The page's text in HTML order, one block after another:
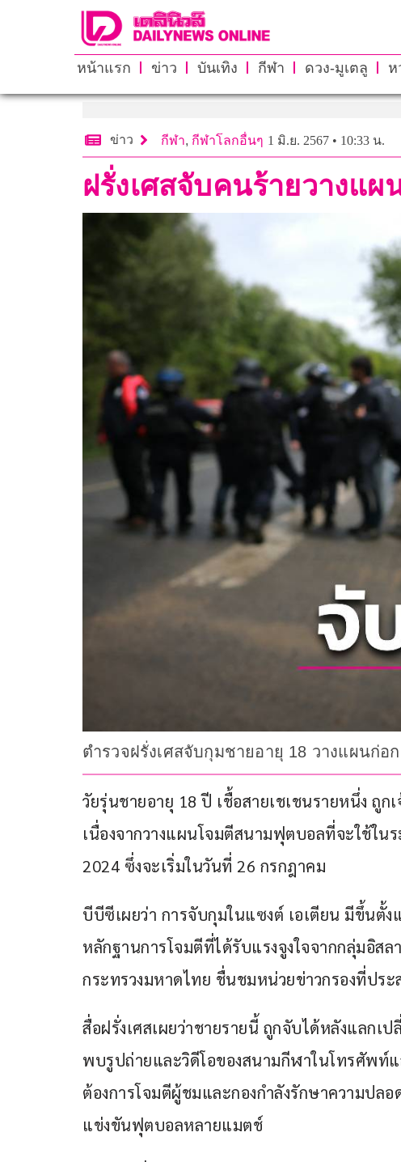
หน้าแรก ข่าว บันเทิง กีฬา ดวง-มูเตลู ห
ข่าว กีฬา, กีฬาโลกอื่นๆ 1 มิ.ย. 2567 • 10:33 น.
ฝรั่งเศสจับคนร้ายวางแ
ตำรวจฝรั่งเศสจับกุมชายอายุ 18 วางแผนก่
วัยรุ่นชายอายุ 18 ปี เชื้อสายเชเชนรายหนึ่ง ถู
เนื่องจากวางแผนโจมตีสนามฟุตบอลที่จะใช้ใน
2024 ซึ่งจะเริ่มในวันที่ 26 กรกฎาคม
บีบีซีเผยว่า การจับกุมในแซงต์ เอเตียน มีขึ้นตั้
หลักฐานการโจมตีที่ได้รับแรงจูงใจจากกลุ่มอิส
กระทรวงมหาดไทย ชื่นชมหน่วยข่าวกรองที่ปร
สื่อฝรั่งเศสเผยว่าชายรายนี้ ถูกจับได้หลังแลก
พบรูปถ่ายและวิดีโอของสนามกีฬาในโทรศัพท์แ
ต้องการโจมตีผู้ชมและกองกำลังรักษาความป
แข่งขันฟุตบอลหลายแมตช์